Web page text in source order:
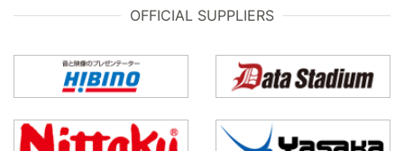
OFFICIAL SUPPLIERS